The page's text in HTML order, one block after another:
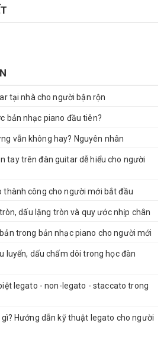
tại nhà cho người bận rộn
bản nhạc piano đầu tiên?
vẫn không hay? Nguyên nhân
tay trên đàn guitar dễ hiểu cho người
thành công cho người mới bắt đầu
dấu lặng tròn và quy ước nhịp chân
trong bản nhạc piano cho người mới
luyến, dấu chấm dôi trong học đàn
legato - non-legato - staccato trong
Hướng dẫn kỹ thuật legato cho người